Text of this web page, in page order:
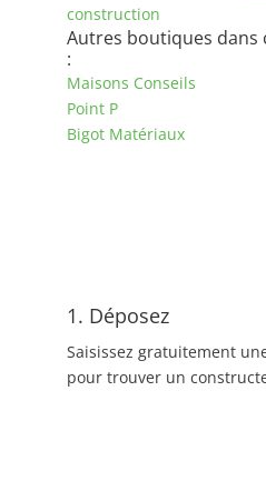
construction
Autres boutiques dans
:
Maisons Conseils
Point P
Bigot Matériaux
1. Déposez
Saisissez gratuitement
pour trouver un